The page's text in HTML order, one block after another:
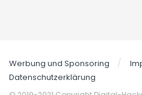
Werbung und Sponsoring
Datenschutzerklärung